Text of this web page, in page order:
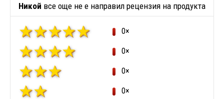
Никой все още не е направил рецензия на продукта
0×
0×
0×
0×